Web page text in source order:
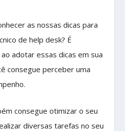
as nossas dicas para
de help desk? É
adotar essas dicas em sua
consegue perceber uma
consegue otimizar o seu
diversas tarefas no seu